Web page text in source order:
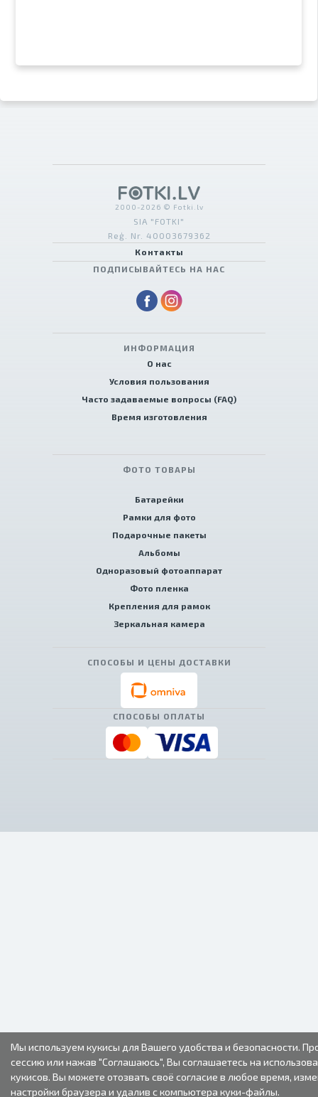
2000-2026 © Fotki.lv
SIA "FOTKI"
Reģ. Nr. 40003679362
Контакты
ПОДПИСЫВАЙТЕСЬ НА НАС
ИНФОРМАЦИЯ
О нас
Условия пользования
Часто задаваемые вопросы (FAQ)
Время изготовления
ФОТО ТОВАРЫ
Батарейки
Рамки для фото
Подарочные пакеты
Альбомы
Одноразовый фотоаппарат
Фото пленка
Крепления для рамок
Зеркальная камера
СПОСОБЫ И ЦЕНЫ ДОСТАВКИ
СПОСОБЫ ОПЛАТЫ
Мы используем кукисы для Вашего удобства и безопасности.
сессию или нажав "Соглашаюсь", Вы соглашаетесь на
кукисов. Вы можете отозвать своё согласие в любое время,
настройки браузера и удалив с компьютера куки-файлы.